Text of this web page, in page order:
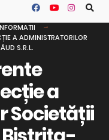
A ADMINISTRATORILOR
S.R.L.
a
Societății